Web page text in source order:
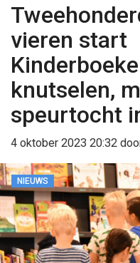
vieren start
knutselen,
speurtocht
4 oktober 2023 20:32
NIEUWS